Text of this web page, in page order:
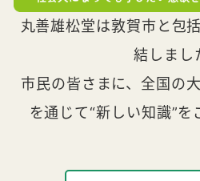
丸善雄松堂は敦賀市と包
結しまし
市民の皆さまに、全国の
を通じて“新しい知識”を